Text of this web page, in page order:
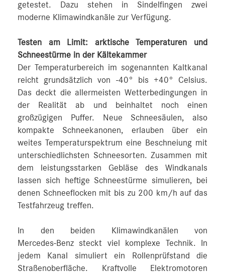
getestet. Dazu stehen in Sindelfingen zwei
moderne Klimawindkanäle zur Verfügung.
Testen am Limit: arktische Temperaturen und
Schneestürme in der Kältekammer
Der Temperaturbereich im sogenannten Kaltkanal
reicht grundsätzlich von -40° bis +40° Celsius.
Das deckt die allermeisten Wetterbedingungen in
der Realität ab und beinhaltet noch einen
großzügigen Puffer. Neue Schneesäulen, also
kompakte Schneekanonen, erlauben über ein
weites Temperaturspektrum eine Beschneiung mit
unterschiedlichsten Schneesorten. Zusammen mit
dem leistungsstarken Gebläse des Windkanals
lassen sich heftige Schneestürme simulieren, bei
denen Schneeflocken mit bis zu 200 km/h auf das
Testfahrzeug treffen.
In den beiden Klimawindkanälen von
Mercedes‑Benz steckt viel komplexe Technik. In
jedem Kanal simuliert ein Rollenprüfstand die
Straßenoberfläche. Kraftvolle Elektromotoren